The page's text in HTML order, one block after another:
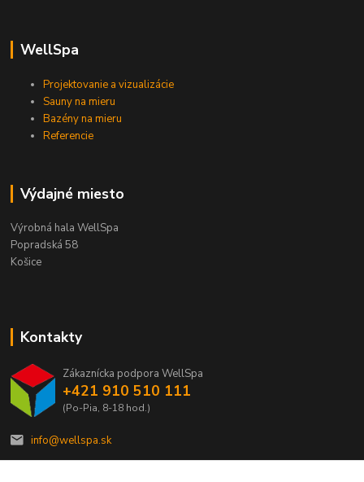
WellSpa
Projektovanie a vizualizácie
Sauny na mieru
Bazény na mieru
Referencie
Výdajné miesto
Výrobná hala WellSpa
Popradská 58
Košice
Kontakty
Zákaznícka podpora WellSpa
+421 910 510 111
(Po-Pia, 8-18 hod.)
info@wellspa.sk